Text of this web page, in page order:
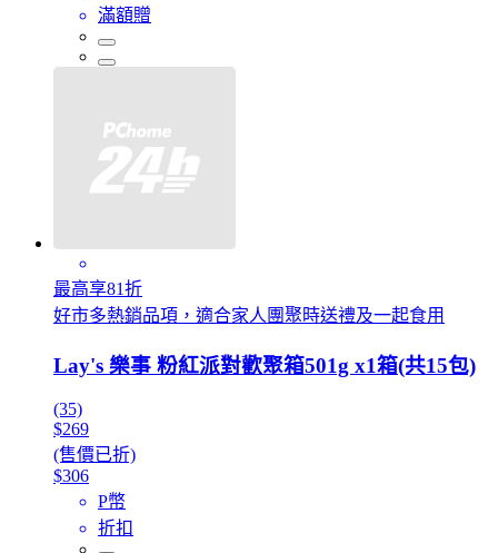
滿額贈
最高享81折
好市多熱銷品項，適合家人團聚時送禮及一起食用
Lay's 樂事 粉紅派對歡聚箱501g x1箱(共15包)
(35)
$269
(售價已折)
$306
P幣
折扣